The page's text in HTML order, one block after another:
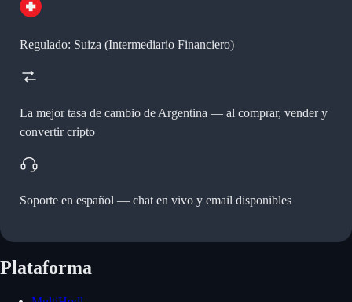
Regulado: Suiza (Intermediario Financiero)
La mejor tasa de cambio de Argentina — al comprar, vender y
convertir cripto
Soporte en español — chat en vivo y email disponibles
Plataforma